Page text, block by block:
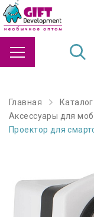
Главная Каталог
Аксессуары для
Проектор для